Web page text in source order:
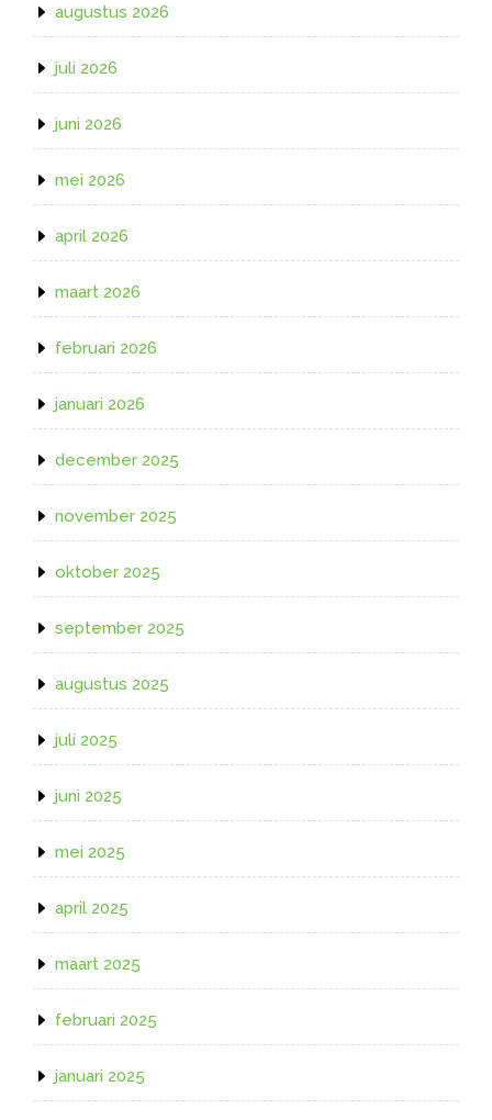
augustus 2026
juli 2026
juni 2026
mei 2026
april 2026
maart 2026
februari 2026
januari 2026
december 2025
november 2025
oktober 2025
september 2025
augustus 2025
juli 2025
juni 2025
mei 2025
april 2025
maart 2025
februari 2025
januari 2025